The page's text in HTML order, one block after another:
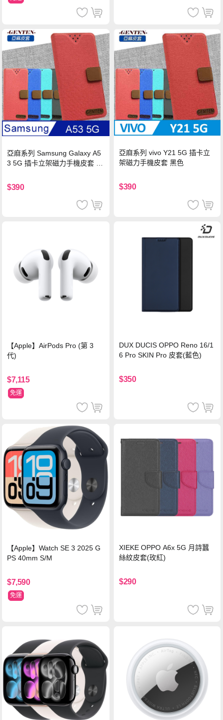
亞麻系列 Samsung Galaxy A5
3 5G 插卡立架磁力手機皮套 藍
$390
亞麻系列 vivo Y21 5G 插卡立
架磁力手機皮套 黑色
$390
【Apple】AirPods Pro (第 3
代)
$7,115
免運
DUX DUCIS OPPO Reno 16/1
6 Pro SKIN Pro 皮套(藍色)
$350
【Apple】Watch SE 3 2025 G
PS 40mm S/M
$7,590
免運
XIEKE OPPO A6x 5G 月詩蠶
絲紋皮套(玫紅)
$290